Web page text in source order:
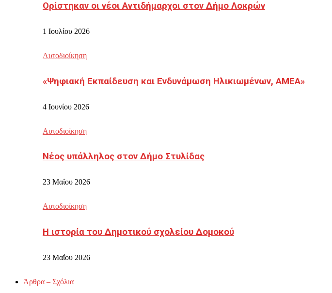
Ορίστηκαν οι νέοι Αντιδήμαρχοι στον Δήμο Λοκρών
1 Ιουλίου 2026
Αυτοδιοίκηση
«Ψηφιακή Εκπαίδευση και Ενδυνάμωση Ηλικιωμένων, ΑΜΕΑ»
4 Ιουνίου 2026
Αυτοδιοίκηση
Νέος υπάλληλος στον Δήμο Στυλίδας
23 Μαΐου 2026
Αυτοδιοίκηση
Η ιστορία του Δημοτικού σχολείου Δομοκού
23 Μαΐου 2026
Άρθρα – Σχόλια